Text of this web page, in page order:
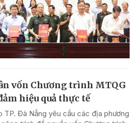
vốn Chương trình MTQG
hiệu quả thực tế
TP. Đà Nẵng yêu cầu các địa phương